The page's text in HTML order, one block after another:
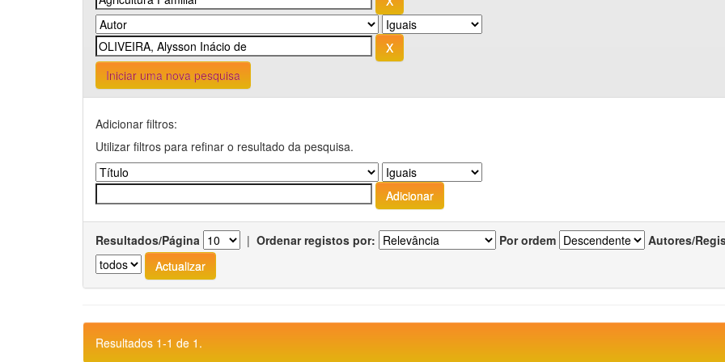
Iniciar uma nova pesquisa
Adicionar filtros:
Utilizar filtros para refinar o resultado da pesquisa.
Resultados/Página | Ordenar registos por: Por ordem Autores/
Resultados 1-1 de 1.